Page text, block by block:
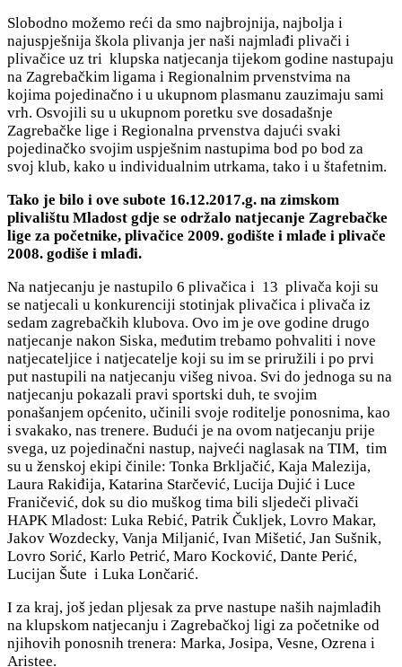
Slobodno možemo reći da smo najbrojnija, najbolja i
najuspješnija škola plivanja jer naši najmlađi plivači i
plivačice uz tri klupska natjecanja tijekom godine nastupaju
na Zagrebačkim ligama i Regionalnim prvenstvima na
kojima pojedinačno i u ukupnom plasmanu zauzimaju sami
vrh. Osvojili su u ukupnom poretku sve dosadašnje
Zagrebačke lige i Regionalna prvenstva dajući svaki
pojedinačko svojim uspješnim nastupima bod po bod za
svoj klub, kako u individualnim utrkama, tako i u štafetnim.
Tako je bilo i ove subote 16.12.2017.g. na zimskom
plivalištu Mladost gdje se održalo natjecanje Zagrebačke
lige za početnike, plivačice 2009. godište i mlađe i plivače
2008. godiše i mlađi.
Na natjecanju je nastupilo 6 plivačica i 13 plivača koji su
se natjecali u konkurenciji stotinjak plivačica i plivača iz
sedam zagrebačkih klubova. Ovo im je ove godine drugo
natjecanje nakon Siska, međutim trebamo pohvaliti i nove
natjecateljice i natjecatelje koji su im se priružili i po prvi
put nastupili na natjecanju višeg nivoa. Svi do jednoga su na
natjecanju pokazali pravi sportski duh, te svojim
ponašanjem općenito, učinili svoje roditelje ponosnima, kao
i svakako, nas trenere. Budući je na ovom natjecanju prije
svega, uz pojedinačni nastup, najveći naglasak na TIM, tim
su u ženskoj ekipi činile: Tonka Brkljačić, Kaja Malezija,
Laura Rakiđija, Katarina Starčević, Lucija Dujić i Luce
Franičević, dok su dio muškog tima bili sljedeči plivači
HAPK Mladost: Luka Rebić, Patrik Čukljek, Lovro Makar,
Jakov Wozdecky, Vanja Miljanić, Ivan Mišetić, Jan Sušnik,
Lovro Sorić, Karlo Petrić, Maro Kocković, Dante Perić,
Lucijan Šute i Luka Lončarić.
I za kraj, još jedan pljesak za prve nastupe naših najmlađih
na klupskom natjecanju i Zagrebačkoj ligi za početnike od
njihovih ponosnih trenera: Marka, Josipa, Vesne, Ozrena i
Aristee.